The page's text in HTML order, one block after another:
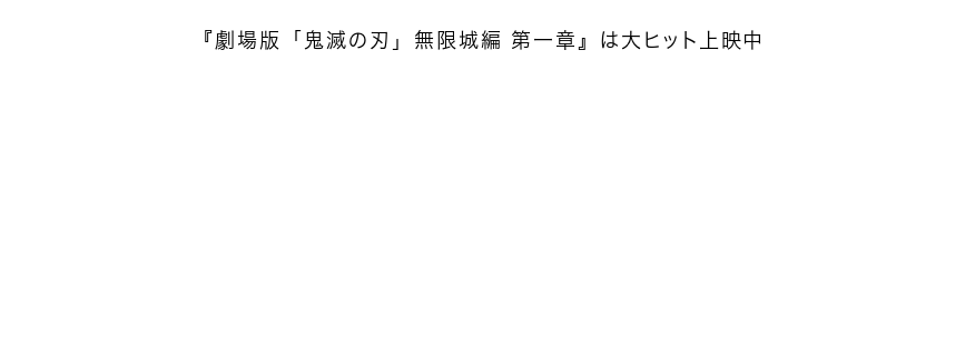
『劇場版「鬼滅の刃」無限城編 第一章』は大ヒット上映中